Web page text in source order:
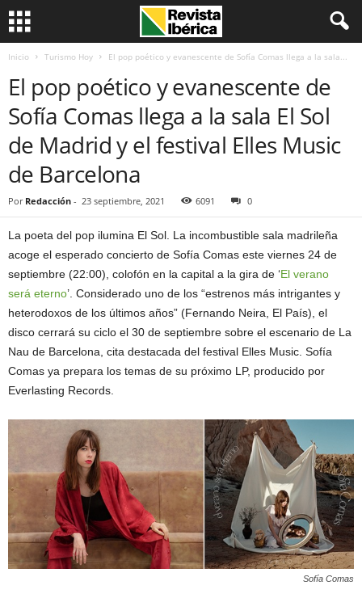
Inicio Turismo Hoy El pop poético y evanescente de Sofía Comas llega a la sala...
El pop poético y evanescente de
Sofía Comas llega a la sala El Sol
de Madrid y el festival Elles Music
de Barcelona
Por Redacción - 23 septiembre, 2021 6091 0
La poeta del pop ilumina El Sol. La incombustible sala madrileña
acoge el esperado concierto de Sofía Comas este viernes 24 de
septiembre (22:00), colofón en la capital a la gira de ‘El verano
será eterno’. Considerado uno de los “estrenos más intrigantes y
heterodoxos de los últimos años” (Fernando Neira, El País), el
disco cerrará su ciclo el 30 de septiembre sobre el escenario de La
Nau de Barcelona, cita destacada del festival Elles Music. Sofía
Comas ya prepara los temas de su próximo LP, producido por
Everlasting Records.
Sofía Comas